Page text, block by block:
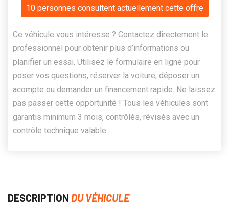
10 personnes consultent actuellement cette offre
Ce véhicule vous intéresse ? Contactez directement le
professionnel pour obtenir plus d’informations ou
planifier un essai. Utilisez le formulaire en ligne pour
poser vos questions, réserver la voiture, déposer un
acompte ou demander un financement rapide. Ne laissez
pas passer cette opportunité ! Tous les véhicules sont
garantis minimum 3 mois, contrôlés, révisés avec un
contrôle technique valable.
DESCRIPTION DU VÉHICULE